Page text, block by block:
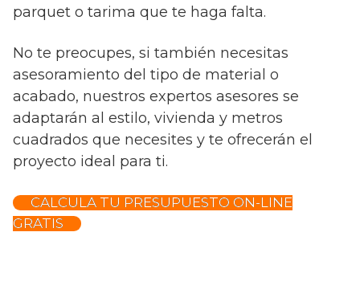
parquet o tarima que te haga falta.
No te preocupes, si también necesitas
asesoramiento del tipo de material o
acabado, nuestros expertos asesores se
adaptarán al estilo, vivienda y metros
cuadrados que necesites y te ofrecerán el
proyecto ideal para ti.
CALCULA TU PRESUPUESTO ON-LINE
GRATIS